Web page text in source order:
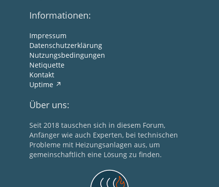
Informationen:
Impressum
Datenschutzerklärung
Nutzungsbedingungen
Netiquette
Kontakt
Uptime
Über uns:
Seit 2018 tauschen sich in diesem Forum,
Anfänger wie auch Experten, bei technischen
Probleme mit Heizungsanlagen aus, um
gemeinschaftlich eine Lösung zu finden.